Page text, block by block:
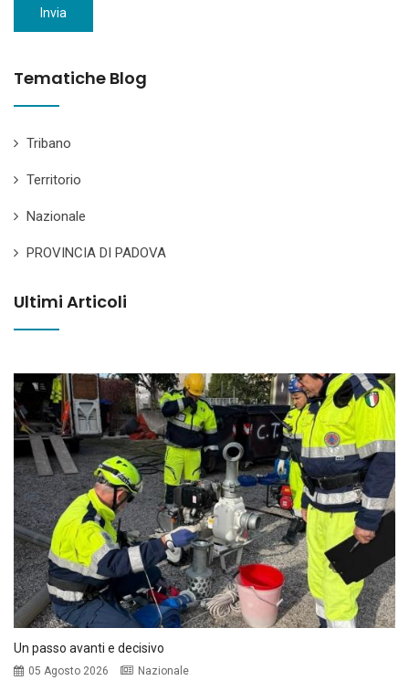
Invia
Tematiche Blog
Tribano
Territorio
Nazionale
PROVINCIA DI PADOVA
Ultimi Articoli
Un passo avanti e decisivo
05 Agosto 2026 Nazionale